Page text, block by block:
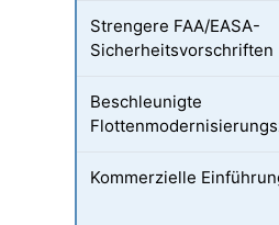
Strengere FAA/EASA-
Sicherheitsvorschriften
Beschleunigte
Kommerzielle